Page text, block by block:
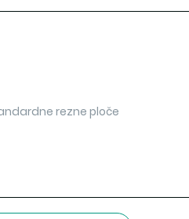
rezne ploče